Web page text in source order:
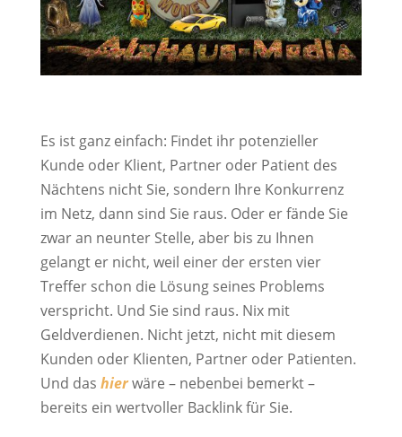
Es ist ganz einfach: Findet ihr potenzieller
Kunde oder Klient, Partner oder Patient des
Nächtens nicht Sie, sondern Ihre Konkurrenz
im Netz, dann sind Sie raus. Oder er fände Sie
zwar an neunter Stelle, aber bis zu Ihnen
gelangt er nicht, weil einer der ersten vier
Treffer schon die Lösung seines Problems
verspricht. Und Sie sind raus. Nix mit
Geldverdienen. Nicht jetzt, nicht mit diesem
Kunden oder Klienten, Partner oder Patienten.
Und das hierwäre – nebenbei bemerkt –
bereits ein wertvoller Backlink für Sie.